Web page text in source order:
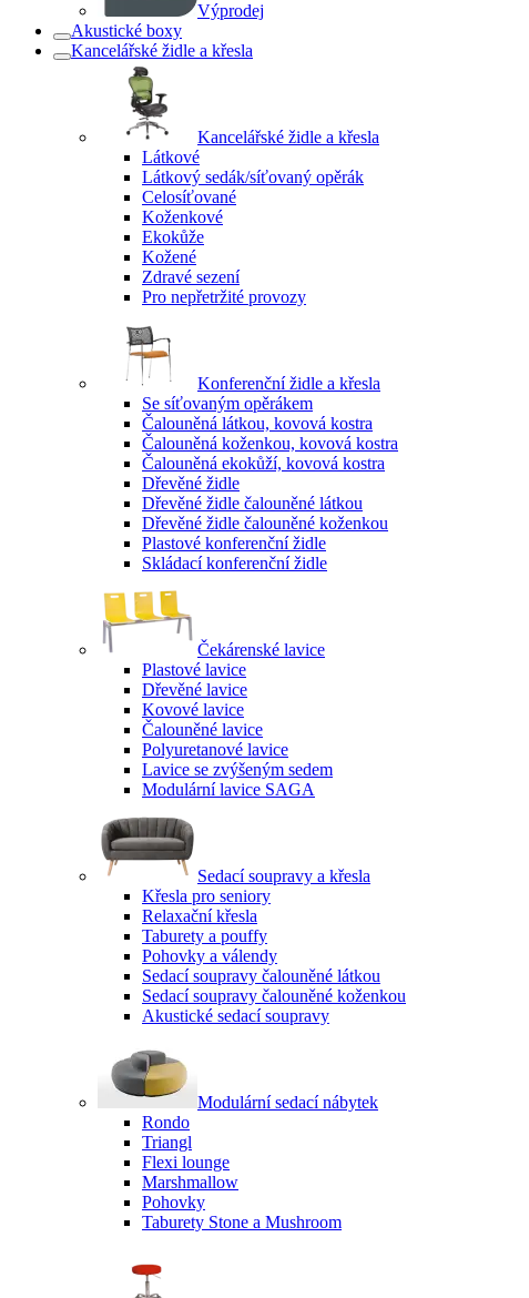
Výprodej
Akustické boxy
Kancelářské židle a křesla
Kancelářské židle a křesla
Látkové
Látkový sedák/síťovaný opěrák
Celosíťované
Koženkové
Ekokůže
Kožené
Zdravé sezení
Pro nepřetržité provozy
Konferenční židle a křesla
Se síťovaným opěrákem
Čalouněná látkou, kovová kostra
Čalouněná koženkou, kovová kostra
Čalouněná ekokůží, kovová kostra
Dřevěné židle
Dřevěné židle čalouněné látkou
Dřevěné židle čalouněné koženkou
Plastové konferenční židle
Skládací konferenční židle
Čekárenské lavice
Plastové lavice
Dřevěné lavice
Kovové lavice
Čalouněné lavice
Polyuretanové lavice
Lavice se zvýšeným sedem
Modulární lavice SAGA
Sedací soupravy a křesla
Křesla pro seniory
Relaxační křesla
Taburety a pouffy
Pohovky a válendy
Sedací soupravy čalouněné látkou
Sedací soupravy čalouněné koženkou
Akustické sedací soupravy
Modulární sedací nábytek
Rondo
Triangl
Flexi lounge
Marshmallow
Pohovky
Taburety Stone a Mushroom